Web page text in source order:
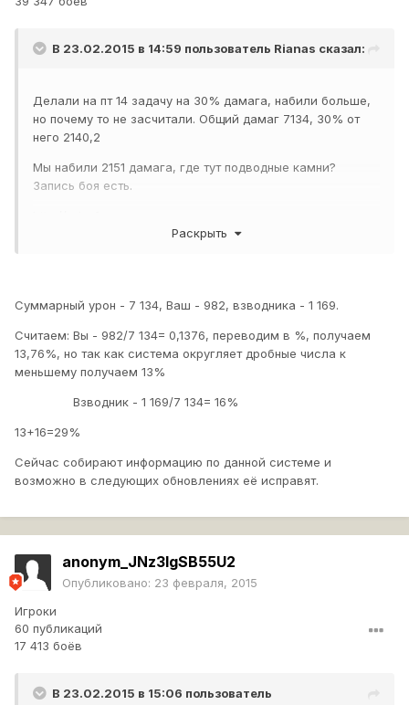
В 23.02.2015 в 14:59 пользователь Rianas сказал:
Делали на пт 14 задачу на 30% дамага, набили больше,
но почему то не засчитали. Общий дамаг 7134, 30% от
него 2140,2
Мы набили 2151 дамага, где тут подводные камни?
Запись боя есть.
eu.wargaming.net/wot/ru/uploads/monthly_02_2015/post-
33434403-0-06831200-1424703406_thumb.jpg
Раскрыть
Суммарный урон - 7 134, Ваш - 982, взводника - 1 169.
Считаем: Вы - 982/7 134= 0,1376, переводим в %, получаем
13,76%, но так как система округляет дробные числа к
меньшему получаем 13%
Взводник - 1 169/7 134= 16%
13+16=29%
Сейчас собирают информацию по данной системе и
возможно в следующих обновлениях её исправят.
anonym_JNz3lgSB55U2
Опубликовано: 23 февраля, 2015
Игроки
60 публикаций
17 413 боёв
В 23.02.2015 в 15:06 пользователь